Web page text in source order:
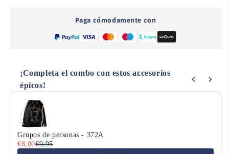
136
Paga cómodamente con
¡Completa el combo con estos accesorios
épicos!
Use the Previous and Next buttons to navigate through
Grupos de personas - 372A
€8,00€9,95